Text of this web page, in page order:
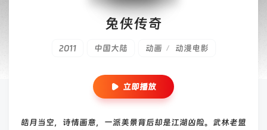
兔侠传奇
2011 中国大陆 动画 / 动漫电影
立即播放
皓月当空，诗情画意，一派美景背后却是江湖凶险。武林老盟